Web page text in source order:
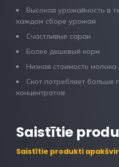
Высокая урожайность в
каждом сборе урожая
Счастливые сараи
Более дешевый корм
Низкая стоимость молока
Скот потребляет больше
концентратов
Saistītie
Saistītie produkti